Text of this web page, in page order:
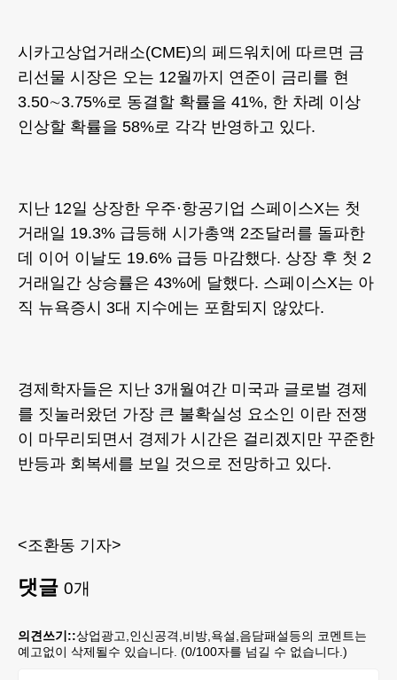
시카고상업거래소(CME)의 페드워치에 따르면 금
리선물 시장은 오는 12월까지 연준이 금리를 현
3.50∼3.75%로 동결할 확률을 41%, 한 차례 이상
인상할 확률을 58%로 각각 반영하고 있다.
지난 12일 상장한 우주·항공기업 스페이스X는 첫
거래일 19.3% 급등해 시가총액 2조달러를 돌파한
데 이어 이날도 19.6% 급등 마감했다. 상장 후 첫 2
거래일간 상승률은 43%에 달했다. 스페이스X는 아
직 뉴욕증시 3대 지수에는 포함되지 않았다.
경제학자들은 지난 3개월여간 미국과 글로벌 경제
를 짓눌러왔던 가장 큰 불확실성 요소인 이란 전쟁
이 마무리되면서 경제가 시간은 걸리겠지만 꾸준한
반등과 회복세를 보일 것으로 전망하고 있다.
<조환동 기자>
댓글 0개
의견쓰기::상업광고,인신공격,비방,욕설,음담패설등의 코멘트는
예고없이 삭제될수 있습니다. (0/100자를 넘길 수 없습니다.)